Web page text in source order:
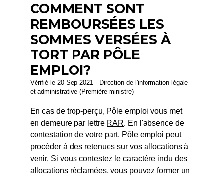
COMMENT SONT
REMBOURSÉES LES
SOMMES VERSÉES À
TORT PAR PÔLE
EMPLOI?
Vérifié le 20 Sep 2021 - Direction de l'information légale
et administrative (Première ministre)
En cas de trop-perçu, Pôle emploi vous met
en demeure par lettre RAR. En l'absence de
contestation de votre part, Pôle emploi peut
procéder à des retenues sur vos allocations à
venir. Si vous contestez le caractère indu des
allocations réclamées, vous pouvez former un